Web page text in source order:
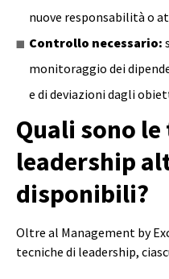
nuove responsabilità o
Controllo necessario:
monitoraggio dei
e di deviazioni dagli
Quali sono
leadership
disponibili?
Oltre al Management by
tecniche di leadership,